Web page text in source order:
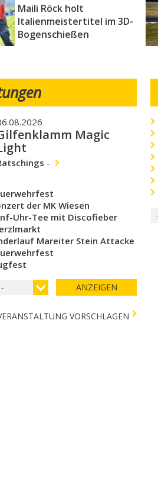
Maili Röck holt
Italienmeistertitel im 3D-
Bogenschießen
Magic
-
der MK Wiesen
Uhr-Tee mit Discofieber
Mareiter Stein Attacke
ANZEIGEN
VORSCHLAGEN